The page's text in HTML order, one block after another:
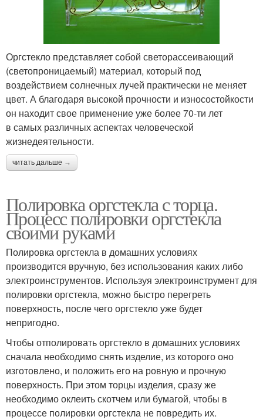
Оргстекло представляет собой светорассеивающий
(светопроницаемый) материал, который под
воздействием солнечных лучей практически не меняет
цвет. А благодаря высокой прочности и износостойкости
он находит свое применение уже более 70-ти лет
в самых различных аспектах человеческой
жизнедеятельности.
читать дальше →
Полировка оргстекла с торца.
Процесс полировки оргстекла
своими руками
Полировка оргстекла в домашних условиях
производится вручную, без использования каких либо
электроинструментов. Используя электроинструмент для
полировки оргстекла, можно быстро перегреть
поверхность, после чего оргстекло уже будет
непригодно.
Чтобы отполировать оргстекло в домашних условиях
сначала необходимо снять изделие, из которого оно
изготовлено, и положить его на ровную и прочную
поверхность. При этом торцы изделия, сразу же
необходимо оклеить скотчем или бумагой, чтобы в
процессе полировки оргстекла не повредить их.